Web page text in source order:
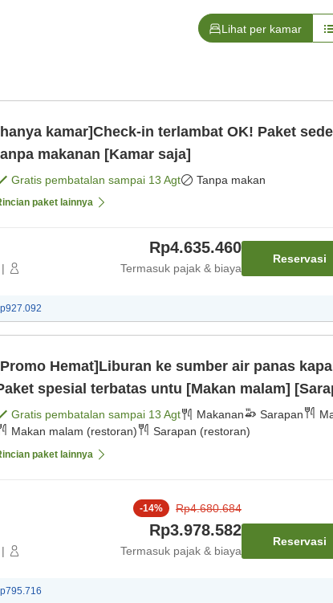
Lihat per kamar
kamar]Check-in terlambat OK! Paket
makanan [Kamar saja]
Gratis pembatalan sampai 13 Agt Tanpa makan
paket lainnya
|
Rp4.635.460
Termasuk pajak & biaya
Reservasi
Hemat]Liburan ke sumber air panas
spesial terbatas untu [Makan malam]
Gratis pembatalan sampai 13 Agt Makanan Sarapan
Makan malam (restoran)
Sarapan (restoran)
paket lainnya
|
-14% Rp4.680.684
Rp3.978.582
Termasuk pajak & biaya
Reservasi